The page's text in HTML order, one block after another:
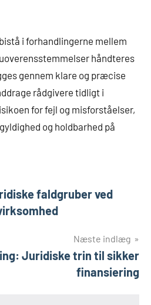
i forhandlingerne mellem
håndteres
gennem klare og præcise
rådgivere tidligt i
for fejl og misforståelser,
og holdbarhed på
faldgruber ved
Næste indlæg
Juridiske trin til sikker
finansiering